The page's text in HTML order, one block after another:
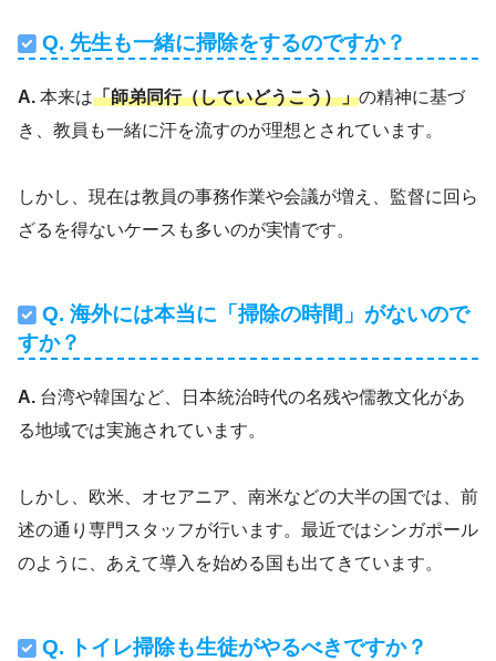
Q. 先生も一緒に掃除をするのですか？
A. 本来は「師弟同行（していどうこう）」の精神に基づ
き、教員も一緒に汗を流すのが理想とされています。
しかし、現在は教員の事務作業や会議が増え、監督に回ら
ざるを得ないケースも多いのが実情です。
Q. 海外には本当に「掃除の時間」がないので
すか？
A. 台湾や韓国など、日本統治時代の名残や儒教文化があ
る地域では実施されています。
しかし、欧米、オセアニア、南米などの大半の国では、前
述の通り専門スタッフが行います。最近ではシンガポール
のように、あえて導入を始める国も出てきています。
Q. トイレ掃除も生徒がやるべきですか？